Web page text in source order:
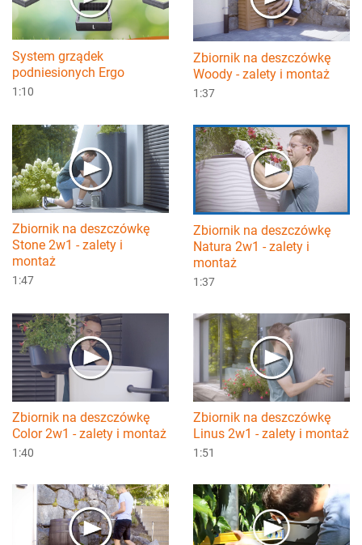
System grządek
podniesionych Ergo
1:10
Zbiornik na deszczówkę
Woody - zalety i montaż
1:37
Zbiornik na deszczówkę
Stone 2w1 - zalety i
montaż
1:47
Zbiornik na deszczówkę
Natura 2w1 - zalety i
montaż
1:37
Zbiornik na deszczówkę
Color 2w1 - zalety i montaż
1:40
Zbiornik na deszczówkę
Linus 2w1 - zalety i montaż
1:51